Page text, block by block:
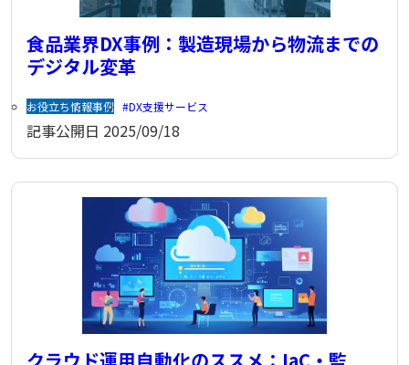
食品業界DX事例：製造現場から物流までの
デジタル変革
お役立ち情報事例 DX支援サービス
記事公開日 2025/09/18
クラウド運用自動化のススメ：IaC・監